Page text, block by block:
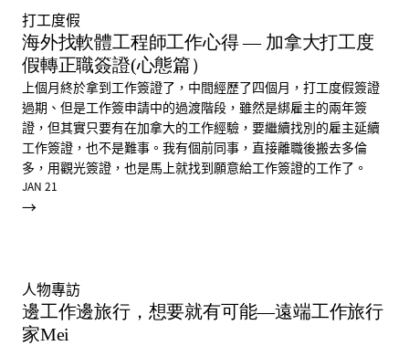
打工度假
海外找軟體工程師工作心得 — 加拿大打工度
假轉正職簽證(心態篇）
上個月終於拿到工作簽證了，中間經歷了四個月，打工度假簽證
過期、但是工作簽申請中的過渡階段，雖然是綁雇主的兩年簽
證，但其實只要有在加拿大的工作經驗，要繼續找別的雇主延續
工作簽證，也不是難事。我有個前同事，直接離職後搬去多倫
多，用觀光簽證，也是馬上就找到願意給工作簽證的工作了。
JAN 21
→
人物專訪
邊工作邊旅行，想要就有可能—遠端工作旅行
家Mei